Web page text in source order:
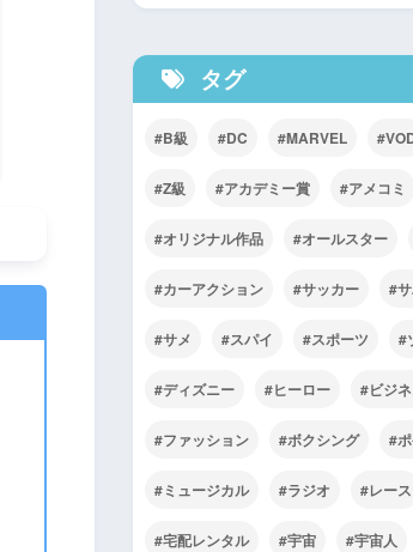
タグ
B級 DC MARVEL
Z級 アカデミー賞 アメコミ
オリジナル作品 オールスター
カーアクション サッカー
サメ スパイ スポーツ
ディズニー ヒーロー ビジ
ファッション ボクシング
ミュージカル ラジオ レース
宅配レンタル 宇宙 宇宙人